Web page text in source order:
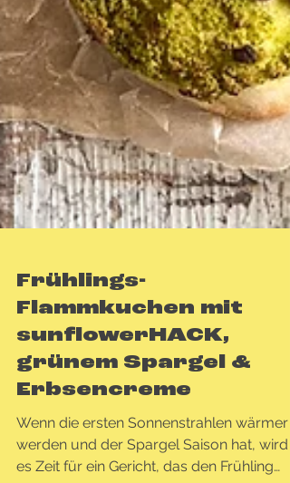
Frühlings-
Flammkuchen mit
sunflowerHACK,
grünem Spargel &
Erbsencreme
Wenn die ersten Sonnenstrahlen wärmer